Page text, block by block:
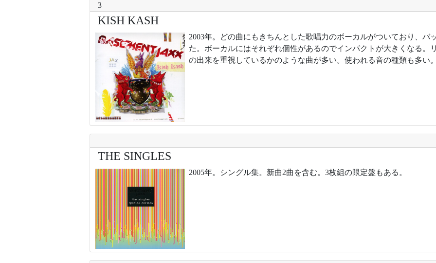
3
KISH KASH
2003年。どの曲にもきちんとした歌唱力のボーカルがついており、バ
た。ボーカルにはそれぞれ個性があるのでインパクトが大きくなる。
の出来を重視しているかのような曲が多い。使われる音の種類も多い
THE SINGLES
2005年。シングル集。新曲2曲を含む。3枚組の限定盤もある。